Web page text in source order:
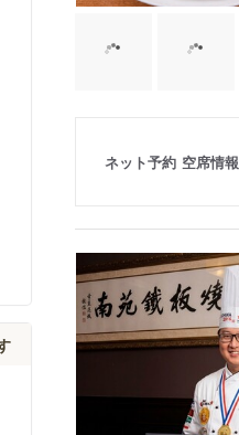
ネット予約 空席情報